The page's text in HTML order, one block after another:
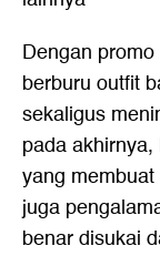
Dengan
berburu outfit
sekaligus
pada
yang
juga
benar disukai